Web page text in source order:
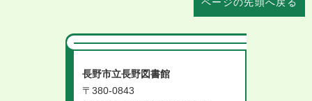
ページの先頭へ戻る
長野市立長野図書館
〒380-0843